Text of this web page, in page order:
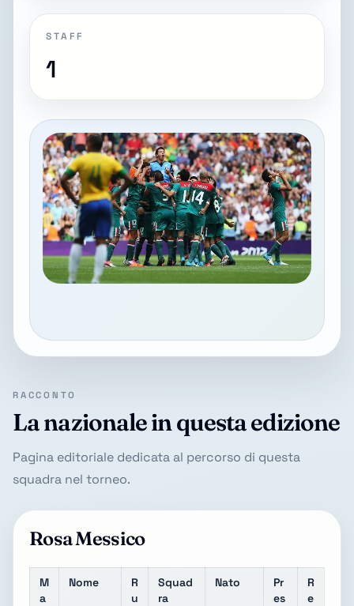
STAFF
1
RACCONTO
La nazionale in questa edizione
Pagina editoriale dedicata al percorso di questa
squadra nel torneo.
Rosa Messico
M
a
Nome
R
u
Squad
ra
Nato
Pr
es
R
e